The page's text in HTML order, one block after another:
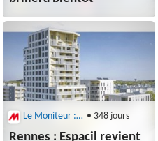
Le Moniteur : Architecture • 348 jours
Rennes : Espacil revient